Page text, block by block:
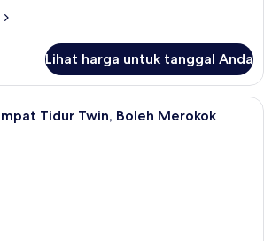
Lihat harga untuk tanggal Anda
Seprai premium, selimut bulu
Tidur Twin, Boleh Merokok